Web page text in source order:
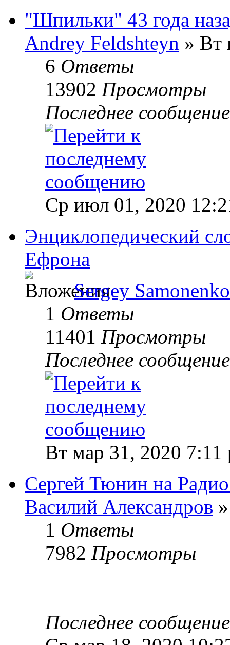
"Шпильки" 43 года
Andrey Feldshteyn » Вт
6 Ответы
13902 Просмотры
Последнее
Ср июл 01, 2020
Энциклопедический
Ефрона
Sergey Samonenko
1 Ответы
11401 Просмотры
Последнее
Вт мар 31, 2020 7:11
Сергей Тюнин на
Василий Александров
1 Ответы
7982 Просмотры
Последнее